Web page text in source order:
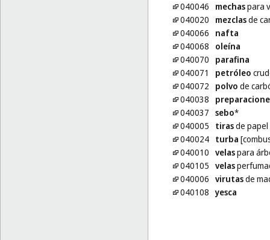
040046
mechaspara
040020
mezclasde
040066
nafta
040068
oleína
040070
parafina
040071
petróleo
040072
polvo de
040038
040037 sebo*
040005
tirasde papel
040024 turba
040010 velaspara
040105 velas
040006 virutasde
040108 yesca